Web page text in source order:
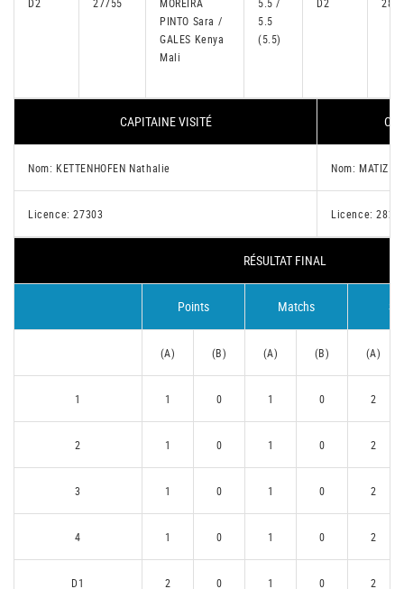
PINTO Sara /
GALES Kenya
Mali
5.5
(5.5)
CAPITAINE VISITÉ
Nom: KETTENHOFEN Nathalie Nom: MATIZ
Licence: 27303 Licence:
RÉSULTAT FINAL
Points Matchs
(A) (B) (A) (B) (A)
1 1 0 1 0 2
2 1 0 1 0 2
3 1 0 1 0 2
4 1 0 1 0 2
D1 2 0 1 0 2